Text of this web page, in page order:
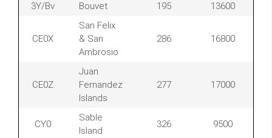
3Y/Bv Bouvet 195 13600
CE0X
San Felix
& San
Ambrosio
286 16800
CE0Z
Juan
Fernandez
Islands
277 17000
CY0
Sable
Island
326 9500